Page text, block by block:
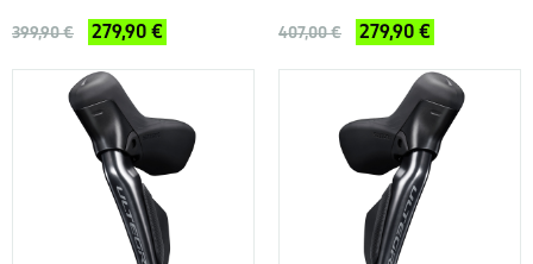
399,90 € 279,90 € 407,00 € 279,90 €